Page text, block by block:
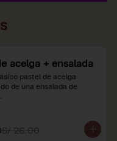
acelga + ensalada
pastel de acelga
de una ensalada de
S/ 26.00